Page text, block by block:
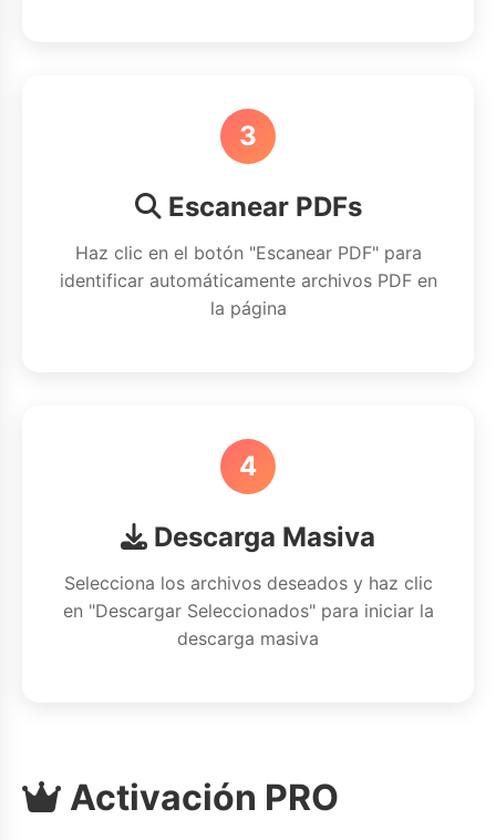
3
Escanear PDFs
Haz clic en el botón "Escanear PDF" para
identificar automáticamente archivos PDF en
la página
4
Descarga Masiva
Selecciona los archivos deseados y haz clic
en "Descargar Seleccionados" para iniciar la
descarga masiva
Activación PRO